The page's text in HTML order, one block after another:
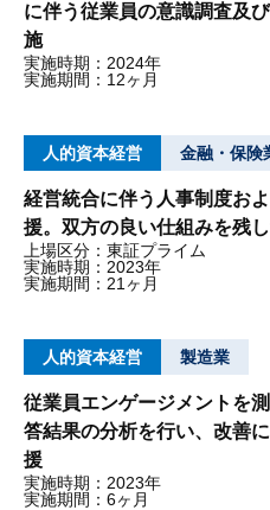
に伴う従業員の意識調査及
施
実施時期：2024年
実施期間：12ヶ月
人的資本経営 金融・保険
経営統合に伴う人事制度お
援。双方の良い仕組みを残
上場区分：東証プライム
実施時期：2023年
実施期間：21ヶ月
人的資本経営 製造業
従業員エンゲージメントを
答結果の分析を行い、改善
援
実施時期：2023年
実施期間：6ヶ月